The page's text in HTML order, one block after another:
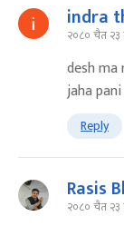
indra
२०८० चैत
desh ma
jaha
Reply
Rasis
२०८० चैत